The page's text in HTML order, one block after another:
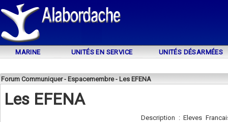
MARINE UNITÉS EN SERVICE UNITÉS DÉSARMÉES
Forum Communiquer - Espacemembre - Les EFENA
Les EFENA
Description : Eleves